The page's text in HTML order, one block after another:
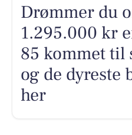
Drømmer du
1.295.000 kr
85 kommet til
og de dyreste
her